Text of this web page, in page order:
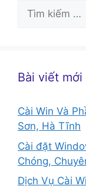
Tìm
Bài viết mới
Cài Win Và
Sơn, Hà Tĩnh
Cài đặt
Chóng,
Dịch Vụ Cài